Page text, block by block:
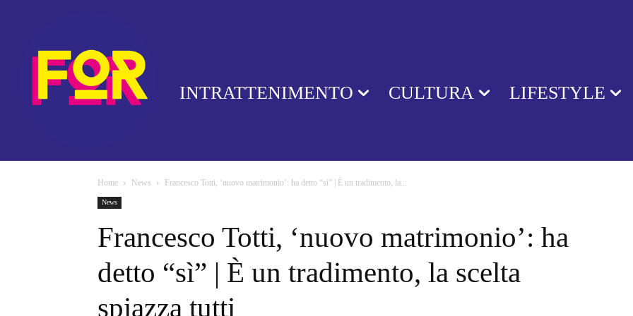
INTRATTENIMENTO CULTURA LIFESTYLE
Home News Francesco Totti, ‘nuovo matrimonio’: ha detto “sì” | È un tradimento, la...
News
Francesco Totti, ‘nuovo matrimonio’: ha
detto “sì” | È un tradimento, la scelta
spiazza tutti